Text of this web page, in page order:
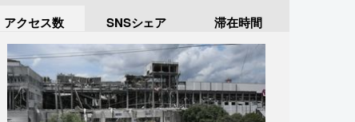
アクセス数 SNSシェア 滞在時間